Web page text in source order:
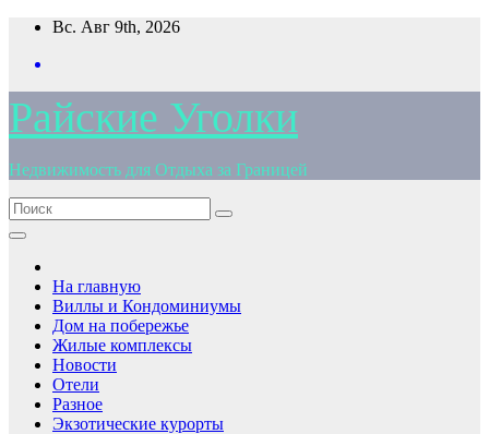
Перейти
содержимому
Вс. Авг 9th, 2026
Райские Уголки
Недвижимость для Отдыха за Границей
На главную
Виллы и Кондоминиумы
Дом на побережье
Жилые комплексы
Новости
Отели
Разное
Экзотические курорты